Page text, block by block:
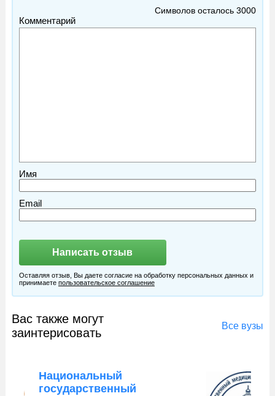
Символов осталось3000
Комментарий
Имя
Email
Оставляя отзыв, Вы даете согласие на обработку персональных данных и
принимаете пользовательское соглашение
Вас также могут
заинтерисовать
Все вузы
Северо-Западный
государственный